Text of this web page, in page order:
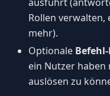
Rollen verwalten,
mehr).
Optionale
ein Nutzer haben
auslösen zu